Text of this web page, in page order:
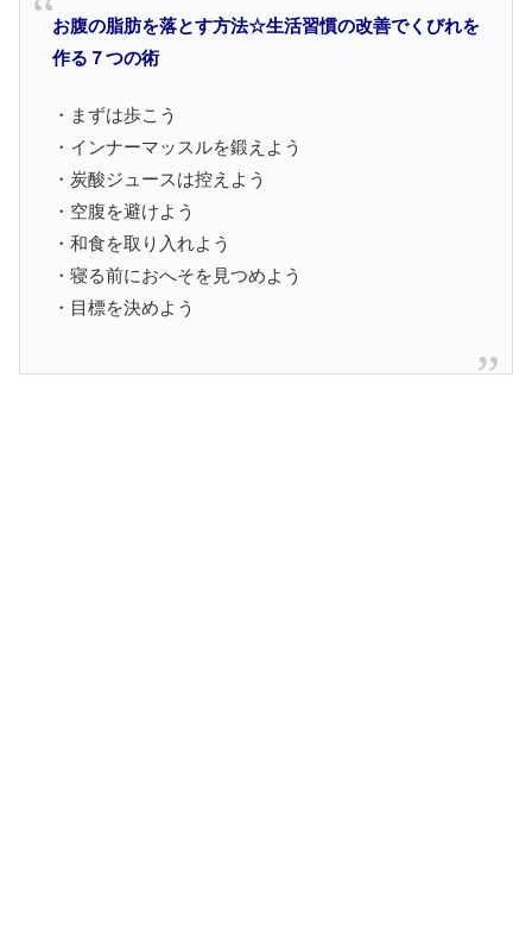
お腹の脂肪を落とす方法☆生活習慣の改善でくびれを
作る７つの術
・まずは歩こう
・インナーマッスルを鍛えよう
・炭酸ジュースは控えよう
・空腹を避けよう
・和食を取り入れよう
・寝る前におへそを見つめよう
・目標を決めよう